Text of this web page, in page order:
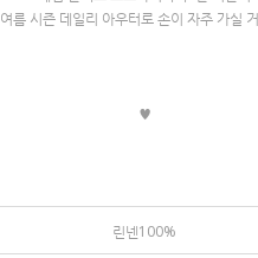
여름 시즌 데일리 아우터로 손이 자주 가실
♥
린넨100%